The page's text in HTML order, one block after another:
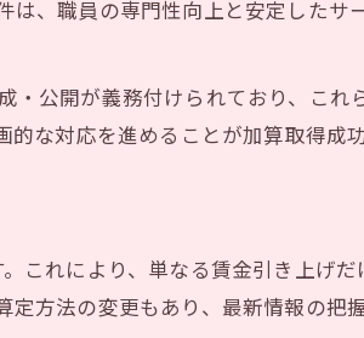
、職員の専門性向上と安定したサ
公開が義務付けられており、これ
な対応を進めることが加算取得成
これにより、単なる賃金引き上げ
方法の変更もあり、最新情報の把握